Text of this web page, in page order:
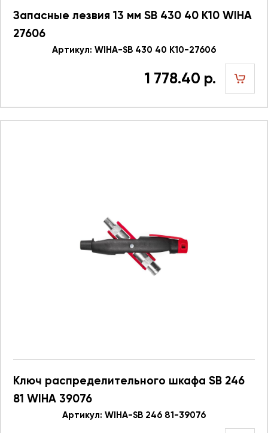
Запасные лезвия 13 мм SB 430 40 K10 WIHA
27606
Артикул: WIHA-SB 430 40 K10-27606
1 778.40 р.
Ключ распределительного шкафа SB 246
81 WIHA 39076
Артикул: WIHA-SB 246 81-39076